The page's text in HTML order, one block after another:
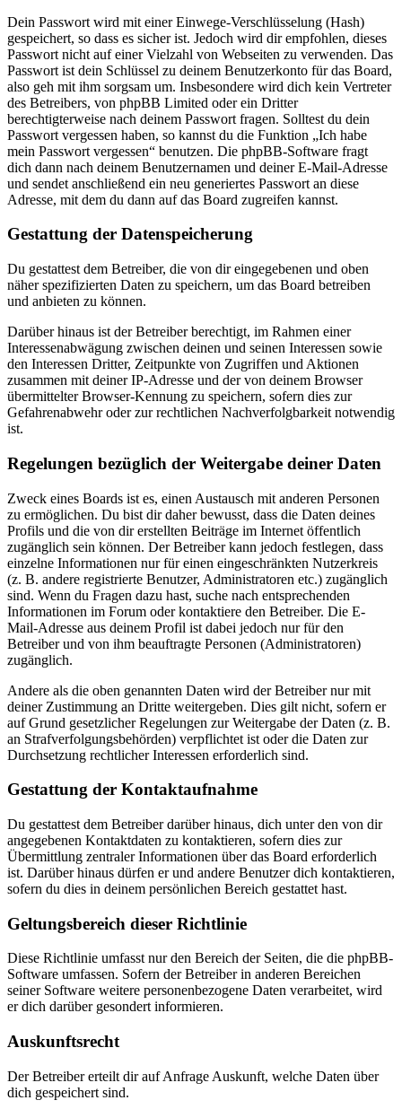
Dein Passwort wird mit einer Einwege-Verschlüsselung (Hash)
gespeichert, so dass es sicher ist. Jedoch wird dir empfohlen, dieses
Passwort nicht auf einer Vielzahl von Webseiten zu verwenden. Das
Passwort ist dein Schlüssel zu deinem Benutzerkonto für das Board,
also geh mit ihm sorgsam um. Insbesondere wird dich kein Vertreter
des Betreibers, von phpBB Limited oder ein Dritter
berechtigterweise nach deinem Passwort fragen. Solltest du dein
Passwort vergessen haben, so kannst du die Funktion „Ich habe
mein Passwort vergessen“ benutzen. Die phpBB-Software fragt
dich dann nach deinem Benutzernamen und deiner E-Mail-Adresse
und sendet anschließend ein neu generiertes Passwort an diese
Adresse, mit dem du dann auf das Board zugreifen kannst.
Gestattung der Datenspeicherung
Du gestattest dem Betreiber, die von dir eingegebenen und oben
näher spezifizierten Daten zu speichern, um das Board betreiben
und anbieten zu können.
Darüber hinaus ist der Betreiber berechtigt, im Rahmen einer
Interessenabwägung zwischen deinen und seinen Interessen sowie
den Interessen Dritter, Zeitpunkte von Zugriffen und Aktionen
zusammen mit deiner IP-Adresse und der von deinem Browser
übermittelter Browser-Kennung zu speichern, sofern dies zur
Gefahrenabwehr oder zur rechtlichen Nachverfolgbarkeit notwendig
ist.
Regelungen bezüglich der Weitergabe deiner Daten
Zweck eines Boards ist es, einen Austausch mit anderen Personen
zu ermöglichen. Du bist dir daher bewusst, dass die Daten deines
Profils und die von dir erstellten Beiträge im Internet öffentlich
zugänglich sein können. Der Betreiber kann jedoch festlegen, dass
einzelne Informationen nur für einen eingeschränkten Nutzerkreis
(z. B. andere registrierte Benutzer, Administratoren etc.) zugänglich
sind. Wenn du Fragen dazu hast, suche nach entsprechenden
Informationen im Forum oder kontaktiere den Betreiber. Die E-
Mail-Adresse aus deinem Profil ist dabei jedoch nur für den
Betreiber und von ihm beauftragte Personen (Administratoren)
zugänglich.
Andere als die oben genannten Daten wird der Betreiber nur mit
deiner Zustimmung an Dritte weitergeben. Dies gilt nicht, sofern er
auf Grund gesetzlicher Regelungen zur Weitergabe der Daten (z. B.
an Strafverfolgungsbehörden) verpflichtet ist oder die Daten zur
Durchsetzung rechtlicher Interessen erforderlich sind.
Gestattung der Kontaktaufnahme
Du gestattest dem Betreiber darüber hinaus, dich unter den von dir
angegebenen Kontaktdaten zu kontaktieren, sofern dies zur
Übermittlung zentraler Informationen über das Board erforderlich
ist. Darüber hinaus dürfen er und andere Benutzer dich kontaktieren,
sofern du dies in deinem persönlichen Bereich gestattet hast.
Geltungsbereich dieser Richtlinie
Diese Richtlinie umfasst nur den Bereich der Seiten, die die phpBB-
Software umfassen. Sofern der Betreiber in anderen Bereichen
seiner Software weitere personenbezogene Daten verarbeitet, wird
er dich darüber gesondert informieren.
Auskunftsrecht
Der Betreiber erteilt dir auf Anfrage Auskunft, welche Daten über
dich gespeichert sind.